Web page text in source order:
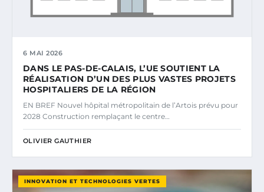
6 MAI 2026
DANS LE PAS-DE-CALAIS, L’UE SOUTIENT LA
RÉALISATION D’UN DES PLUS VASTES PROJETS
HOSPITALIERS DE LA RÉGION
EN BREF Nouvel hôpital métropolitain de l’Artois prévu pour
2028 Construction remplaçant le centre…
OLIVIER GAUTHIER
INNOVATION ET TECHNOLOGIES VERTES